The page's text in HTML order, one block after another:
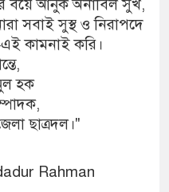
বয়ে আনুক অনাবিল সুখ,
সবাই সুস্থ ও নিরাপদে
কামনাই করি।
হক
ছাত্রদল।"
Rahman